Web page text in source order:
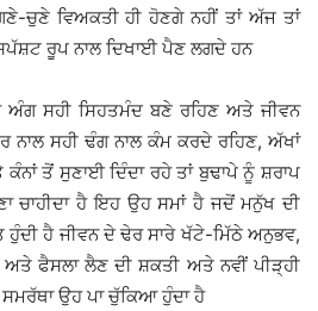
ਚੁਣੇ ਵਿਅਕਤੀ ਹੀ ਹੋਣਗੇ ਨਹੀਂ ਤਾਂ ਅੱਜ ਤਾਂ
ਰੂਪ ਨਾਲ ਦਿਖਾਈ ਪੈਣ ਲਗਦੇ ਹਨ
ਅੰਗ ਸਹੀ ਸਿਹਤਮੰਦ ਬਣੇ ਰਹਿਣ ਅਤੇ ਜੀਵਨ
ਨਾਲ ਸਹੀ ਢੰਗ ਨਾਲ ਕੰਮ ਕਰਦੇ ਰਹਿਣ, ਅੱਖਾਂ
ਤੋਂ ਸੁਣਾਈ ਦਿੰਦਾ ਰਹੇ ਤਾਂ ਬੁਢਾਪੇ ਨੂੰ ਸ਼ਰਾਪ
ਚਾਹੀਦਾ ਹੈ ਇਹ ਉਹ ਸਮਾਂ ਹੈ ਜਦੋਂ ਮਨੁੱਖ ਦੀ
ਹੁੰਦੀ ਹੈ ਜੀਵਨ ਦੇ ਢੇਰ ਸਾਰੇ ਖੱਟੇ-ਮਿੱਠੇ ਅਨੁਭਵ,
ਫੈਸਲਾ ਲੈਣ ਦੀ ਸ਼ਕਤੀ ਅਤੇ ਨਵੀਂ ਪੀੜ੍ਹੀ
ਉਹ ਪਾ ਚੁੱਕਿਆ ਹੁੰਦਾ ਹੈ